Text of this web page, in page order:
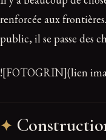
renforcée aux
public, il se passe des
![FOTOGRIN](lien